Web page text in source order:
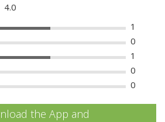
4.0
1
0
1
0
0
the App and